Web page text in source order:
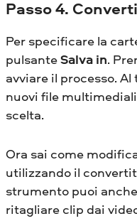
Passo 4.
Per specificare la
pulsanteSalva in.
avviare il processo.
nuovi file
scelta.
Ora sai come
utilizzando il
strumento puoi
ritagliare clip dai